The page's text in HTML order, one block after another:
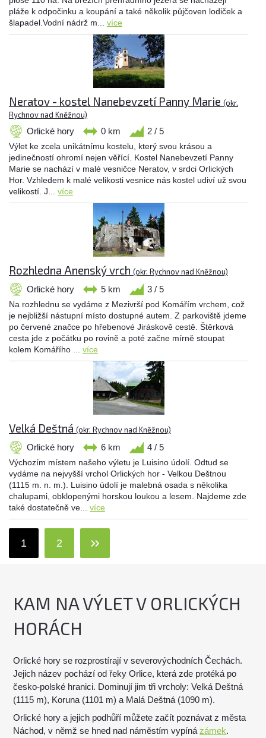
pláže k odpočinku a koupání a také několik půjčoven lodiček a
šlapadel.Vodní nádrž m... více
Neratov - kostel Nanebevzetí Panny Marie (okr.
Rychnov nad Kněžnou)
Orlické hory 0 km 2 / 5
Výlet ke zcela unikátnímu kostelu, který svou krásou a
jedinečností ohromí nejen věřící. Kostel Nanebevzetí Panny
Marie se nachází v malé vesničce Neratov, v srdci Orlických
Hor. Vzhledem k malé velikosti vesnice nás kostel udiví už svou
velikostí. J... více
Rozhledna Anenský vrch (okr. Rychnov nad Kněžnou)
Orlické hory 5 km 3 / 5
Na rozhlednu se vydáme z Mezivrší pod Komářím vrchem, což
je nejbližší nástupní místo dostupné autem. Z parkoviště jdeme
po červené značce po hřebenové Jiráskově cestě. Štěrková
cesta jde z počátku po rovině a poté začne mírně stoupat
kolem Komářího ... více
Velká Deštná (okr. Rychnov nad Kněžnou)
Orlické hory 6 km 4 / 5
Výchozím místem našeho výletu je Luisino údolí. Odtud se
vydáme na nejvyšší vrchol Orlických hor - Velkou Deštnou
(1115 m. n. m.). Luisino údolí je malebná osada s několika
chalupami, obklopenými horskou loukou a lesem. Najdeme zde
také dostatečně ve... více
1 2
KAM NA VÝLET V ORLICKÝCH
HORÁCH
Orlické hory se rozprostírají v severovýchodních Čechách.
Jejich název pochází od řeky Orlice, která zde protéká po
česko-polské hranici. Dominují jim tři vrcholy: Velká Deštná
(1115 m), Koruna (1101 m) a Malá Deštná (1090 m).
Orlické hory a jejich podhůří můžete začít poznávat z města
Náchod, v němž se hned nad náměstím vypínázámek.